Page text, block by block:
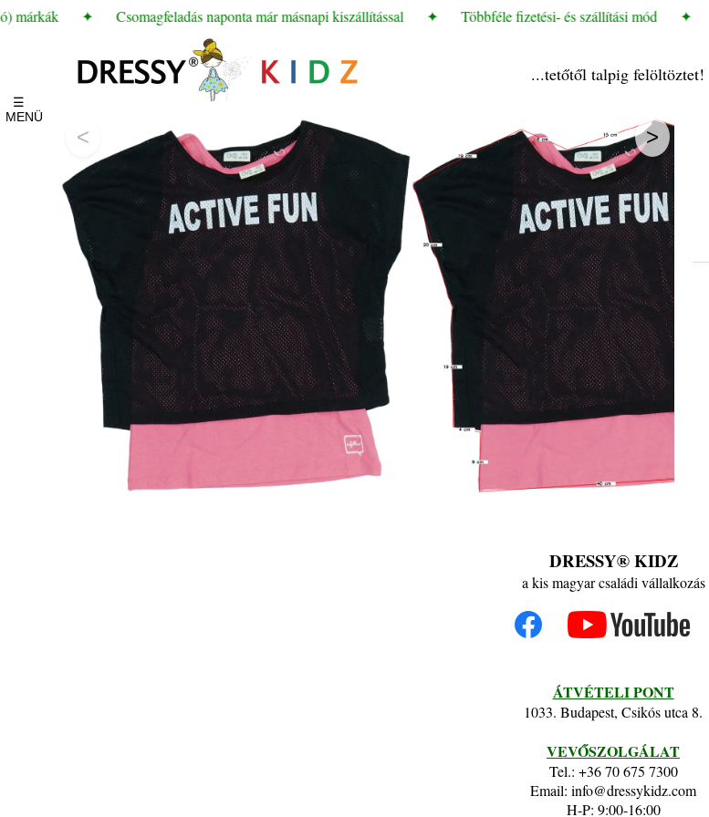
Csomagfeladás naponta már másnapi kiszállítással Többféle fizetési- és szállítási mód
☰
MENÜ
...tetőtől talpig felöltöztet!
< >
DRESSY® KIDZ
a kis magyar családi vállalkozás
ÁTVÉTELI PONT
1033. Budapest, Csikós utca 8.
VEVŐSZOLGÁLAT
Tel.: +36 70 675 7300
Email: info@dressykidz.com
H-P: 9:00-16:00